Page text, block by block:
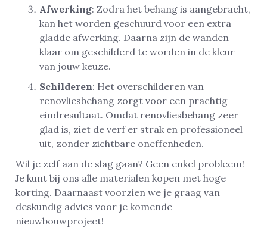
Afwerking: Zodra het behang is aangebracht,
kan het worden geschuurd voor een extra
gladde afwerking. Daarna zijn de wanden
klaar om geschilderd te worden in de kleur
van jouw keuze.
Schilderen: Het overschilderen van
renovliesbehang zorgt voor een prachtig
eindresultaat. Omdat renovliesbehang zeer
glad is, ziet de verf er strak en professioneel
uit, zonder zichtbare oneffenheden.
Wil je zelf aan de slag gaan? Geen enkel probleem!
Je kunt bij ons alle materialen kopen met hoge
korting. Daarnaast voorzien we je graag van
deskundig advies voor je komende
nieuwbouwproject!